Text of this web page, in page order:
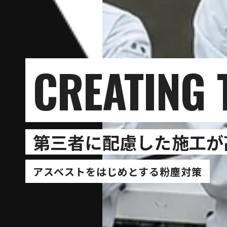
第三者に配慮した施工
アスベストをはじめとする粉塵対策